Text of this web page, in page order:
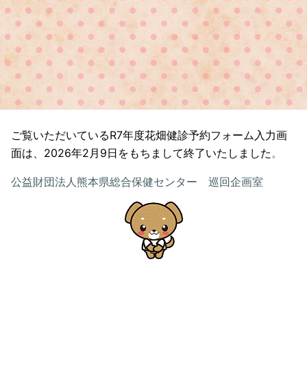
ご覧いただいているR7年度花畑健診予約フォーム入力画
面は、2026年2月9日をもちまして終了いたしました。
公益財団法人熊本県総合保健センター 巡回企画室